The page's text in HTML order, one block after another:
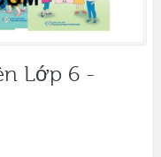
Lớp 6 -